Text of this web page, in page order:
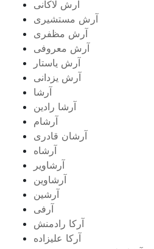
آرش لاکانی
آرش مستشیری
آرش مظفری
آرش معروفی
آرش یاستار
آرش یزدانی
آرشا
آرشا رادین
آرشام
آرشان قادری
آرشاه
آرشاویر
آرشاوین
آرشین
آرفی
آرکا رادمنش
آرکا علیزاده